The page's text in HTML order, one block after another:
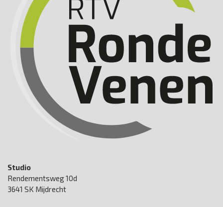
Studio
Rendementsweg 10d
3641 SK Mijdrecht